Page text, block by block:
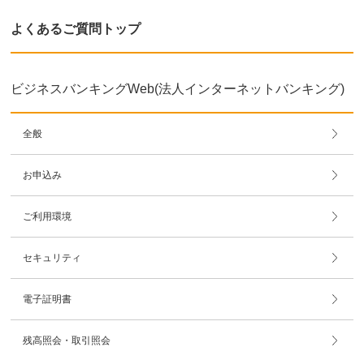
よくあるご質問トップ
ビジネスバンキングWeb(法人インターネットバンキング)
全般
お申込み
ご利用環境
セキュリティ
電子証明書
残高照会・取引照会